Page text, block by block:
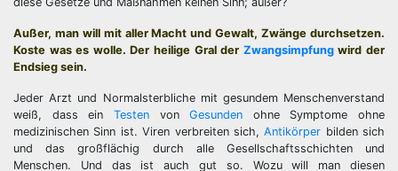
Außer, man will mit aller Macht und Gewalt, Zwänge durchsetzen.
Koste was es wolle. Der heilige Gral der Zwangsimpfungwird der
Endsieg sein.
Jeder Arzt und Normalsterbliche mit gesundem Menschenverstand
weiß, dass ein TestenvonGesunden ohne Symptome ohne
medizinischen Sinn ist. Viren verbreiten sich,Antikörper bilden sich
und das großflächig durch alle Gesellschaftsschichten und
Menschen. Und das ist auch gut so. Wozu will man diesen